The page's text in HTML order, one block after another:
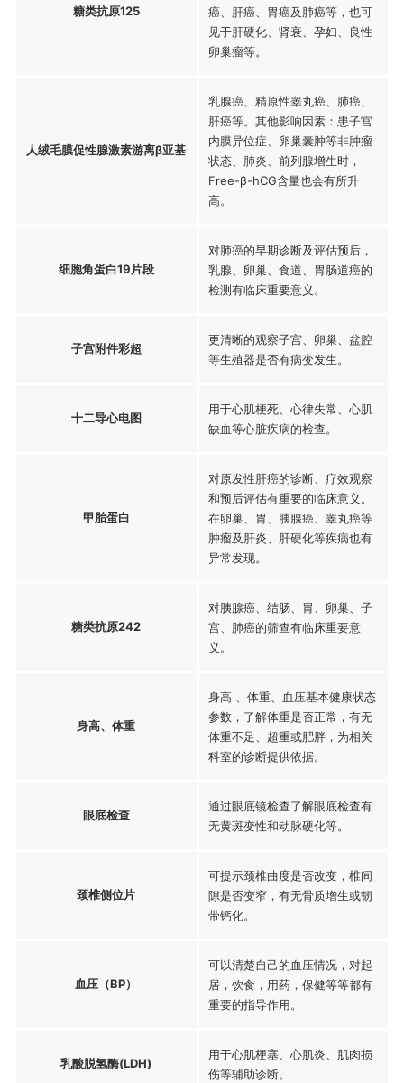
糖类抗原125
癌、肝癌、胃癌及肺癌等，也可
见于肝硬化、肾衰、孕妇、良性
卵巢瘤等。
人绒毛膜促性腺激素游离β亚基
乳腺癌、精原性睾丸癌、肺癌、
肝癌等。其他影响因素：患子宫
内膜异位症、卵巢囊肿等非肿瘤
状态、肺炎、前列腺增生时，
Free-β-hCG含量也会有所升
高。
细胞角蛋白19片段
对肺癌的早期诊断及评估预后，
乳腺、卵巢、食道、胃肠道癌的
检测有临床重要意义。
子宫附件彩超
更清晰的观察子宫、卵巢、盆腔
等生殖器是否有病变发生。
十二导心电图
用于心肌梗死、心律失常、心肌
缺血等心脏疾病的检查。
甲胎蛋白
对原发性肝癌的诊断、疗效观察
和预后评估有重要的临床意义。
在卵巢、胃、胰腺癌、睾丸癌等
肿瘤及肝炎、肝硬化等疾病也有
异常发现。
糖类抗原242
对胰腺癌、结肠、胃、卵巢、子
宫、肺癌的筛查有临床重要意
义。
身高、体重
身高 、体重、血压基本健康状态
参数，了解体重是否正常，有无
体重不足、超重或肥胖，为相关
科室的诊断提供依据。
眼底检查
通过眼底镜检查了解眼底检查有
无黄斑变性和动脉硬化等。
颈椎侧位片
可提示颈椎曲度是否改变，椎间
隙是否变窄，有无骨质增生或韧
带钙化。
血压（BP）
可以清楚自己的血压情况，对起
居，饮食，用药，保健等等都有
重要的指导作用。
乳酸脱氢酶(LDH)
用于心肌梗塞、心肌炎、肌肉损
伤等辅助诊断。